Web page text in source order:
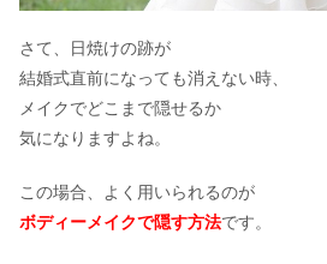
さて、日焼けの跡が
結婚式直前になっても消えない時、
メイクでどこまで隠せるか
気になりますよね。
この場合、よく用いられるのが
ボディーメイクで隠す方法です。